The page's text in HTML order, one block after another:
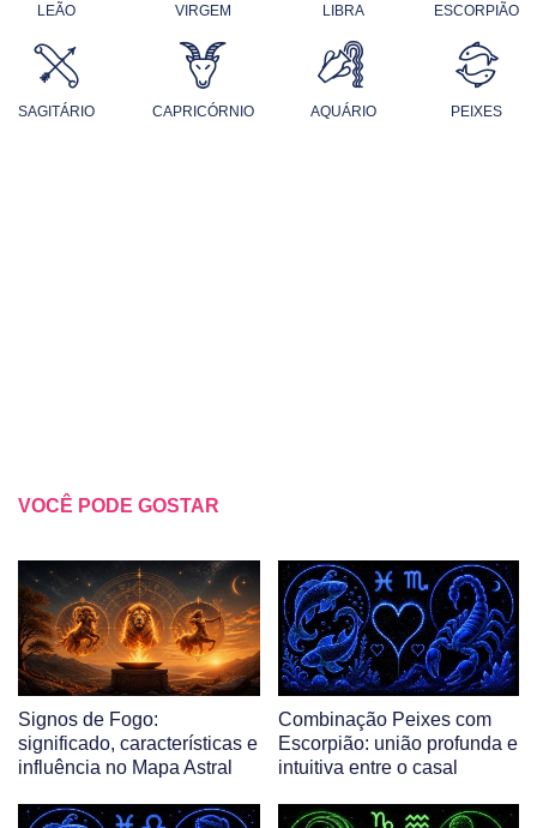
LEÃO VIRGEM LIBRA ESCORPIÃO
SAGITÁRIO CAPRICÓRNIO AQUÁRIO PEIXES
VOCÊ PODE GOSTAR
Signos de Fogo:
significado, características e
influência no Mapa Astral
Combinação Peixes com
Escorpião: união profunda e
intuitiva entre o casal